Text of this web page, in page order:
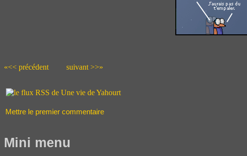
«<< précédent suivant >>»
Mettre le premier commentaire
Mini menu